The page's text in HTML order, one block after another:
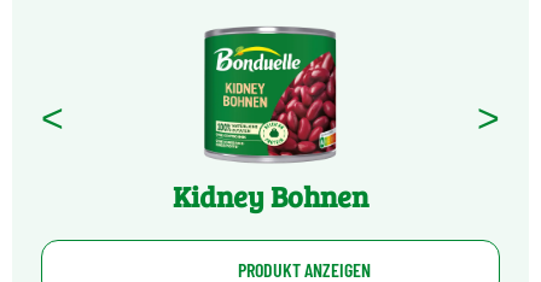
<
Kidney Bohnen
>
PRODUKT ANZEIGEN